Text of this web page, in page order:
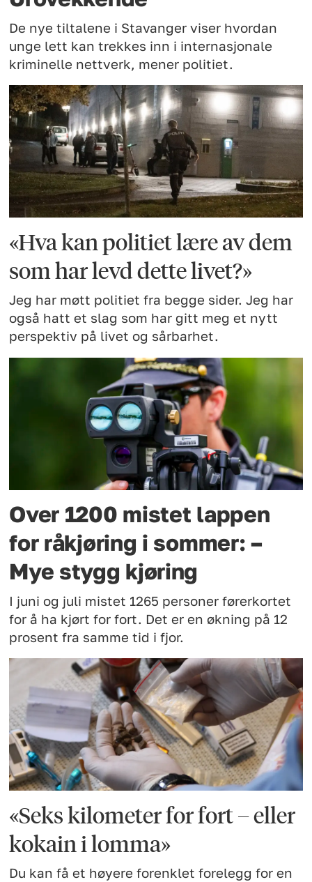
De nye tiltalene i Stavanger viser hvordan
unge lett kan trekkes inn i internasjonale
kriminelle nettverk, mener politiet.
«Hva kan politiet lære av dem
som har levd dette livet?»
Jeg har møtt politiet fra begge sider. Jeg har
også hatt et slag som har gitt meg et nytt
perspektiv på livet og sårbarhet.
Over 1200 mistet lappen
for råkjøring i sommer: –
Mye stygg kjøring
I juni og juli mistet 1265 personer førerkortet
for å ha kjørt for fort. Det er en økning på 12
prosent fra samme tid i fjor.
«Seks kilometer for fort – eller
kokain i lomma»
Du kan få et høyere forenklet forelegg for en